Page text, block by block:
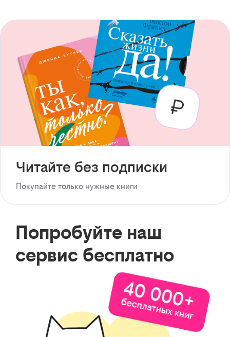
Читайте без подписки
Покупайте только нужные книги
Попробуйте наш
сервис бесплатно